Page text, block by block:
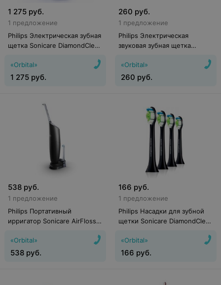
1 275 руб.
1 предложение
Philips Электрическая зубная
щетка Sonicare DiamondClean
«Orbital»
1 275 руб.
260 руб.
1 предложение
Philips Электрическая
звуковая зубная щетка
Control HX 6231/01
«Orbital»
260 руб.
538 руб.
1 предложение
Philips Портативный
ирригатор Sonicare AirFloss
«Orbital»
538 руб.
166 руб.
1 предложение
Philips Насадки для зубной
щетки Sonicare DiamondClean
«Orbital»
166 руб.